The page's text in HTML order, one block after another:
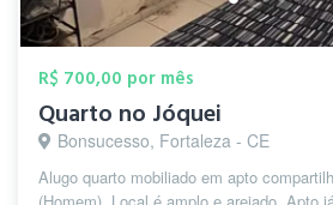
R$ 700,00 por mês
Quarto no Jóquei
Bonsucesso, Fortaleza - CE
Alugo quarto mobiliado em apto